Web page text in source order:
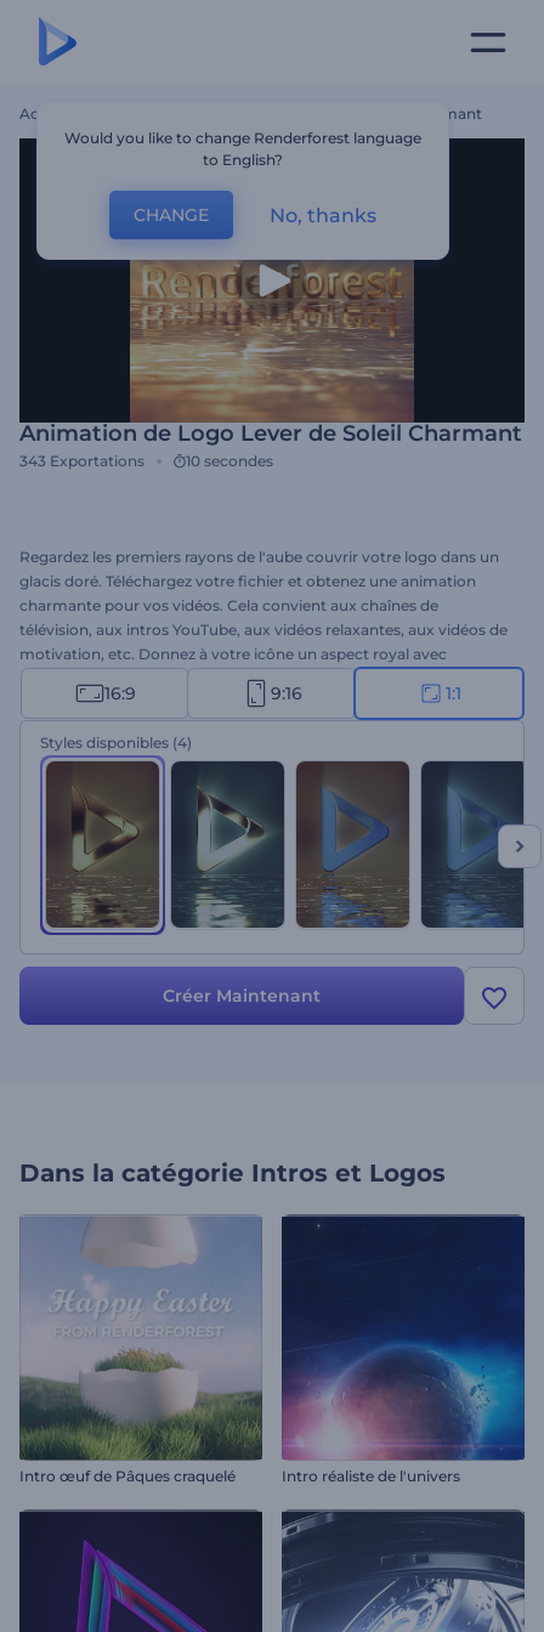
Accueil Animation De Logo Lever De Soleil Charmant
Animation de Logo Lever de Soleil Charmant
343 Exportations 10 secondes
Regardez les premiers rayons de l'aube couvrir votre logo dans un
glacis doré. Téléchargez votre fichier et obtenez une animation
charmante pour vos vidéos. Cela convient aux chaînes de
télévision, aux intros YouTube, aux vidéos relaxantes, aux vidéos de
motivation, etc. Donnez à votre icône un aspect royal avec
Animation de Logo Lever de Soleil Charmant. Essayez ce modèle
cinématographique aujourd'hui.
16:9 9:16 1:1
Styles disponibles (4)
Créer Maintenant
Dans la catégorie Intros et Logos
Intro œuf de Pâques craquelé Intro réaliste de l'univers
Would you like to change Renderforest language
to English?
CHANGE No, thanks